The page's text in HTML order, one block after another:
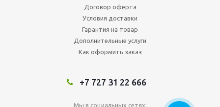
Договор оферта
Условия доставки
Гарантия на товар
Дополнительные услуги
Как оформить заказ
+7 727 31 22 666
Мы в социальных сетях: